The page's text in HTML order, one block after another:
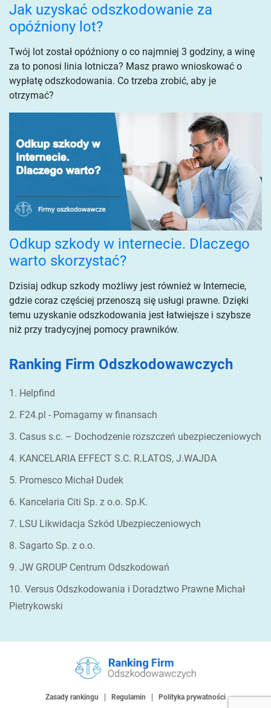
Jak uzyskać odszkodowanie za
opóźniony lot?
Twój lot został opóźniony o co najmniej 3 godziny, a winę
za to ponosi linia lotnicza? Masz prawo wnioskować o
wypłatę odszkodowania. Co trzeba zrobić, aby je
otrzymać?
Odkup szkody w internecie. Dlaczego
warto skorzystać?
Dzisiaj odkup szkody możliwy jest również w Internecie,
gdzie coraz częściej przenoszą się usługi prawne. Dzięki
temu uzyskanie odszkodowania jest łatwiejsze i szybsze
niż przy tradycyjnej pomocy prawników.
Ranking Firm Odszkodowawczych
1. Helpfind
2. F24.pl - Pomagamy w finansach
3. Casus s.c. – Dochodzenie rozszczeń ubezpieczeniowych
4. KANCELARIA EFFECT S.C. R.LATOS, J.WAJDA
5. Promesco Michał Dudek
6. Kancelaria Citi Sp. z o.o. Sp.K.
7. LSU Likwidacja Szkód Ubezpieczeniowych
8. Sagarto Sp. z o.o.
9. JW GROUP Centrum Odszkodowań
10. Versus Odszkodowania i Doradztwo Prawne Michał
Pietrykowski
Zasady rankingu Regulamin Polityka prywatności